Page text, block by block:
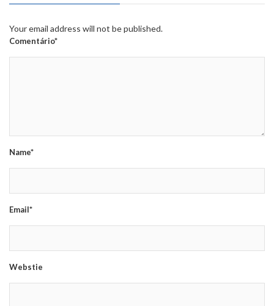
Your email address will not be published.
Comentário*
Name*
Email*
Webstie